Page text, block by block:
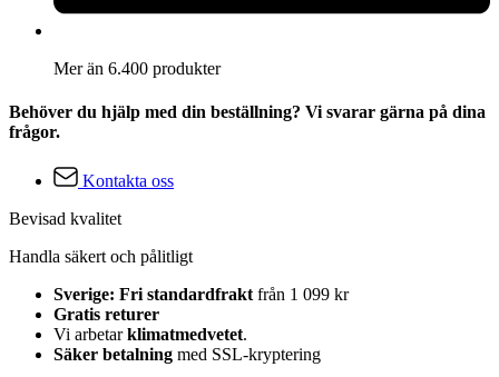
Mer än 6.400 produkter
Behöver du hjälp med din beställning? Vi svarar gärna på dina
frågor.
Kontakta oss
Bevisad kvalitet
Handla säkert och pålitligt
Sverige: Fri standardfrakt från 1 099 kr
Gratis returer
Vi arbetarklimatmedvetet.
Säker betalning med SSL-kryptering